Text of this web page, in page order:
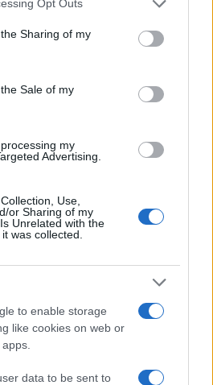
usage behaviour. You may click to
Google and its third-party tags to
purposes in below Google
Opt Outs
Sharing of my
Sale of my
my
Advertising.
Use,
or Sharing of my
Unrelated with the
was collected.
to enable storage
like cookies on web or
data to be sent to
de 3,4 millones: Tribunal de